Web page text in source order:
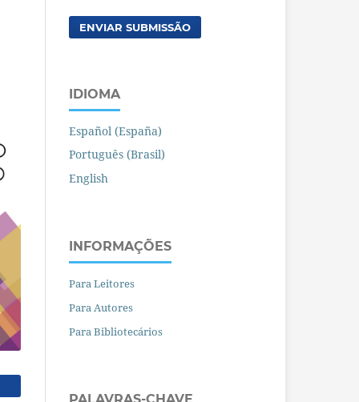
ENVIAR SUBMISSÃO
IDIOMA
Español (España)
Português (Brasil)
English
INFORMAÇÕES
Para Leitores
Para Autores
Para Bibliotecários